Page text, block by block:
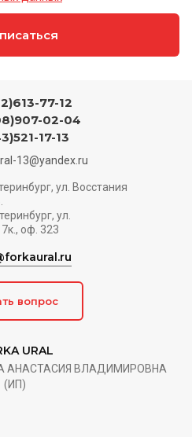
URAL
АНАСТАСИЯ ВЛАДИМИРОВНА
(ИП)
77-12
02-04
17-13
13@yandex.ru
ул. Восстания
ул.
оф. 323
вопрос